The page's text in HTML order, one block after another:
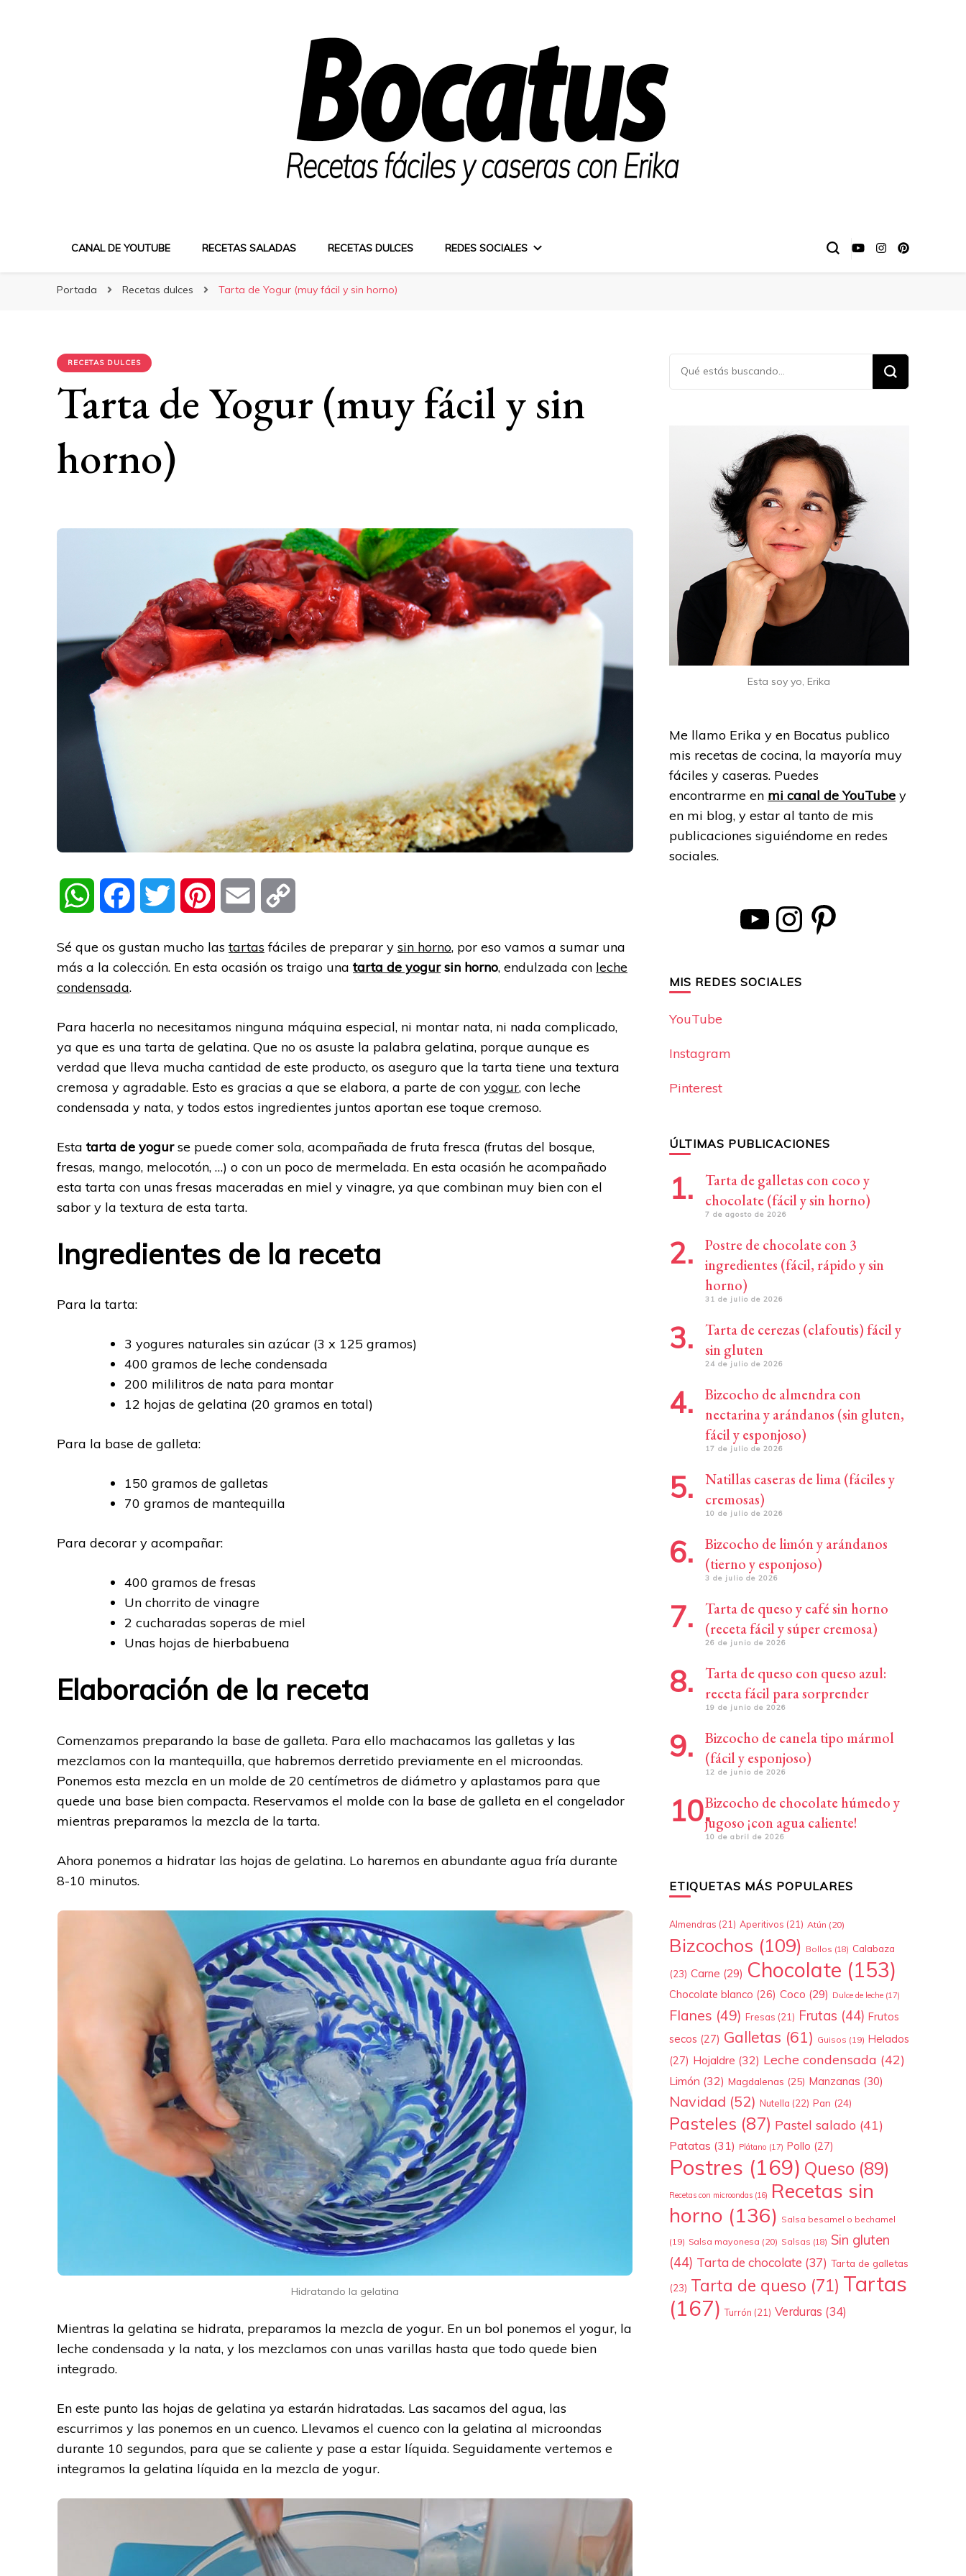
CANAL DE YOUTUBE RECETAS SALADAS RECETAS DULCES REDES SOCIALES
Portada Recetas dulces Tarta de Yogur (muy fácil y sin horno)
RECETAS DULCES
Tarta de Yogur (muy fácil y sin
horno)
WhatsAppFacebook Twitter Pinterest Email
Sé que os gustan mucho lastartas fáciles de preparar y sin horno, por eso vamos a sumar una
más a la colección. En esta ocasión os traigo unatarta de yogursin horno, endulzada con leche
condensada.
Para hacerla no necesitamos ninguna máquina especial, ni montar nata, ni nada complicado,
ya que es una tarta de gelatina. Que no os asuste la palabra gelatina, porque aunque es
verdad que lleva mucha cantidad de este producto, os aseguro que la tarta tiene una textura
cremosa y agradable. Esto es gracias a que se elabora, a parte de con yogur, con leche
condensada y nata, y todos estos ingredientes juntos aportan ese toque cremoso.
Estatarta de yogurse puede comer sola, acompañada de fruta fresca (frutas del bosque,
fresas, mango, melocotón, …) o con un poco de mermelada. En esta ocasión he acompañado
esta tarta con unas fresas maceradas en miel y vinagre, ya que combinan muy bien con el
sabor y la textura de esta tarta.
Ingredientes de la receta
Para la tarta:
3 yogures naturales sin azúcar (3 x 125 gramos)
400 gramos de leche condensada
200 mililitros de nata para montar
12 hojas de gelatina (20 gramos en total)
Para la base de galleta:
150 gramos de galletas
70 gramos de mantequilla
Para decorar y acompañar:
400 gramos de fresas
Un chorrito de vinagre
2 cucharadas soperas de miel
Unas hojas de hierbabuena
Elaboración de la receta
Comenzamos preparando la base de galleta. Para ello machacamos las galletas y las
mezclamos con la mantequilla, que habremos derretido previamente en el microondas.
Ponemos esta mezcla en un molde de 20 centímetros de diámetro y aplastamos para que
quede una base bien compacta. Reservamos el molde con la base de galleta en el congelador
mientras preparamos la mezcla de la tarta.
Ahora ponemos a hidratar las hojas de gelatina. Lo haremos en abundante agua fría durante
8-10 minutos.
Hidratando la gelatina
Mientras la gelatina se hidrata, preparamos la mezcla de yogur. En un bol ponemos el yogur, la
leche condensada y la nata, y los mezclamos con unas varillas hasta que todo quede bien
integrado.
En este punto las hojas de gelatina ya estarán hidratadas. Las sacamos del agua, las
escurrimos y las ponemos en un cuenco. Llevamos el cuenco con la gelatina al microondas
durante 10 segundos, para que se caliente y pase a estar líquida. Seguidamente vertemos e
integramos la gelatina líquida en la mezcla de yogur.
¿Buscas
algo?
Esta soy yo, Erika
Me llamo Erika y en Bocatus publico
mis recetas de cocina, la mayoría muy
fáciles y caseras. Puedes
encontrarme en mi canal de YouTubey
en mi blog, y estar al tanto de mis
publicaciones siguiéndome en redes
sociales.
YouTube Instagram Pinterest
MIS REDES SOCIALES
YouTube
Instagram
Pinterest
ÚLTIMAS PUBLICACIONES
Tarta de galletas con coco y
chocolate (fácil y sin horno)
7 de agosto de 2026
Postre de chocolate con 3
ingredientes (fácil, rápido y sin
horno)
31 de julio de 2026
Tarta de cerezas (clafoutis) fácil y
sin gluten
24 de julio de 2026
Bizcocho de almendra con
nectarina y arándanos (sin gluten,
fácil y esponjoso)
17 de julio de 2026
Natillas caseras de lima (fáciles y
cremosas)
10 de julio de 2026
Bizcocho de limón y arándanos
(tierno y esponjoso)
3 de julio de 2026
Tarta de queso y café sin horno
(receta fácil y súper cremosa)
26 de junio de 2026
Tarta de queso con queso azul:
receta fácil para sorprender
19 de junio de 2026
Bizcocho de canela tipo mármol
(fácil y esponjoso)
12 de junio de 2026
Bizcocho de chocolate húmedo y
jugoso ¡con agua caliente!
10 de abril de 2026
ETIQUETAS MÁS POPULARES
Almendras (21) Aperitivos (21) Atún (20)
Bizcochos (109) Bollos (18) Calabaza
(23) Carne (29) Chocolate (153)
Chocolate blanco (26) Coco (29) Dulce de leche(17)
Flanes (49) Fresas (21) Frutas (44) Frutos
secos (27) Galletas (61) Guisos (19) Helados
(27) Hojaldre (32) Leche condensada (42)
Limón (32) Magdalenas (25) Manzanas (30)
Navidad (52) Nutella (22) Pan (24)
Pasteles (87) Pastel salado (41)
Patatas (31) Plátano (17) Pollo (27)
Postres (169) Queso (89)
Recetas con microondas(16) Recetas sin
horno (136) Salsa besamel o bechamel
(19) Salsa mayonesa (20) Salsas (18) Sin gluten
(44) Tarta de chocolate (37) Tarta de galletas
(23) Tarta de queso (71) Tartas
(167) Turrón (21) Verduras (34)